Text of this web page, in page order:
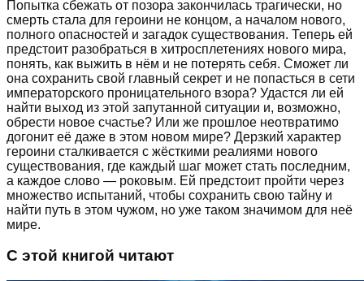
Попытка сбежать от позора закончилась трагически, но
смерть стала для героини не концом, а началом нового,
полного опасностей и загадок существования. Теперь ей
предстоит разобраться в хитросплетениях нового мира,
понять, как выжить в нём и не потерять себя. Сможет ли
она сохранить свой главный секрет и не попасться в сети
императорского проницательного взора? Удастся ли ей
найти выход из этой запутанной ситуации и, возможно,
обрести новое счастье? Или же прошлое неотвратимо
догонит её даже в этом новом мире? Дерзкий характер
героини сталкивается с жёсткими реалиями нового
существования, где каждый шаг может стать последним,
а каждое слово — роковым. Ей предстоит пройти через
множество испытаний, чтобы сохранить свою тайну и
найти путь в этом чужом, но уже таком значимом для неё
мире.
С этой книгой читают